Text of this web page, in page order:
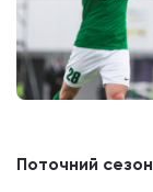
Поточний сезон